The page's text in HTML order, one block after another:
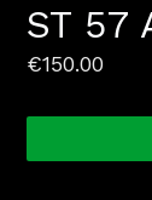
ST 57
Prix
€150.00